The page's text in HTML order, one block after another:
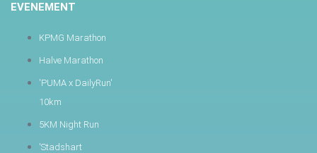
EVENEMENT
KPMG Marathon
Halve Marathon
'PUMA x DailyRun'
10km
5KM Night Run
'Stadshart